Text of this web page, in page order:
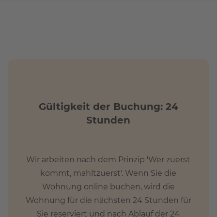
an
Gültigkeit der Buchung: 24
Stunden
Wir arbeiten nach dem Prinzip 'Wer zuerst
kommt, mahltzuerst'. Wenn Sie die
Wohnung online buchen, wird die
Wohnung für die nächsten 24 Stunden für
Sie reserviert und nach Ablauf der 24